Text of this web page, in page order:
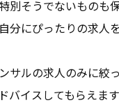
別そうでないものも
分にぴったりの求人
サルの求人のみに絞
バイスしてもらえま